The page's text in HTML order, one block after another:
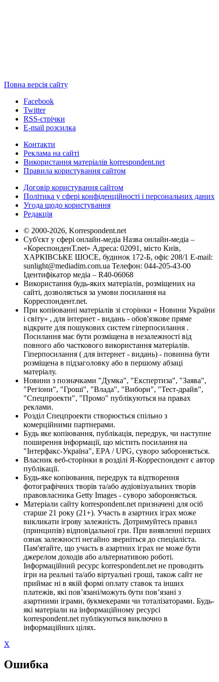
Повна версія сайту
Facebook
Twitter
RSS-стрічки
E-mail розсилка
Контакти
Реклама на сайті
Використання матеріалів korrespondent.net
Правила користування сайтом
Договір користування сайтом
Політика у сфері конфіденційності і персональних даних
Угода щодо користування
Редакція
© 2000-2026, Korrespondent.net
Суб'єкт у сфері онлайн-медіа Назва онлайн-медіа –
«КореспонденТ.net» Адреса: 02091, місто Київ,
ХАРКІВСЬКЕ ШОСЕ, будинок 172-Б, офіс 208/1 E-mail:
sunlight@mediadim.com.ua Телефон: 044-205-43-00
Ідентифікатор медіа – R40-06068
Використання будь-яких матеріалів, розміщених на
сайті, дозволяється за умови посилання на
Корреспондент.net.
При копіюванні матеріалів зі сторінки « Новини України
і світу» , для інтернет - видань - обов'язкове пряме
відкрите для пошукових систем гіперпосилання .
Посилання має бути розміщена в незалежності від
повного або часткового використання матеріалів.
Гіперпосилання ( для інтернет - видань) - повинна бути
розміщена в підзаголовку або в першому абзаці
матеріалу.
Новини з позначками "Думка", "Експертиза", "Заява",
"Регіони", "Гроші", "Влада", "Вибори", "Тест-драйв",
"Спецпроекти", "Промо" публікуються на правах
реклами.
Розділ Спецпроекти створюється спільно з
комерційними партнерами.
Будь яке копіювання, публікація, передрук, чи наступне
поширення інформації, що містить посилання на
"Інтерфакс-Україна", EPA / UPG, суворо забороняється.
Власник веб-сторінки в розділі Я-Корреспондент є автор
публікації.
Будь-яке копіювання, передрук та відтворення
фотографічних творів та/або аудіовізуальних творів
правовласника Getty Images - суворо забороняється.
Матеріали сайту korrespondent.net призначені для осіб
старше 21 року (21+). Участь в азартних іграх може
викликати ігрову залежність. Дотримуйтесь правил
(принципів) відповідальної гри. При виявленні перших
ознак залежності негайно зверніться до спеціаліста.
Пам'ятайте, що участь в азартних іграх не може бути
джерелом доходів або альтернативою роботі.
Інформаційний ресурс korrespondent.net не проводить
ігри на реальні та/або віртуальні гроші, також сайт не
приймає ні в якій формі оплату ставок та інших
платежів, які пов’язані/можуть бути пов’язані з
азартними іграми, букмекерами чи тоталізаторами. Будь-
які матеріали на інформаційному ресурсі
korrespondent.net публікуються виключно в
інформаційних цілях.
X
Ошибка